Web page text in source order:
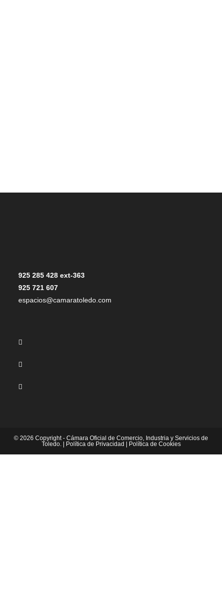
925 285 428 ext-363
925 721 607
espacios@camaratoledo.com
© 2026 Copyright - Cámara Oficial de Comercio, Industria y Servicios de
Toledo. | Política de Privacidad | Política de Cookies